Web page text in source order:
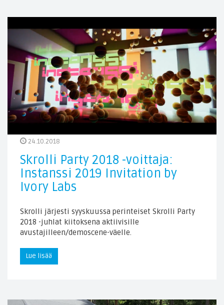
24.10.2018
Skrolli Party 2018 -voittaja:
Instanssi 2019 Invitation by
Ivory Labs
Skrolli järjesti syyskuussa perinteiset Skrolli Party
2018 -juhlat kiitoksena aktiivisille
avustajilleen/demoscene-väelle.
Lue lisää